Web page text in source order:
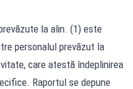
la alin. (1) este
personalul prevăzut la
care atestă îndeplinirea
Raportul se depune